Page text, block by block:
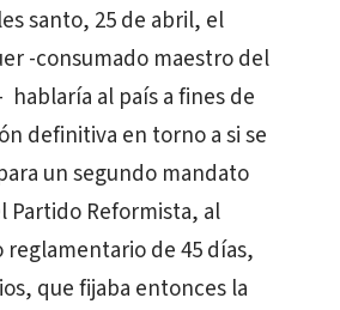
santo, 25 de abril, el
-consumado maestro del
al país a fines de
definitiva en torno a si se
un segundo mandato
Partido Reformista, al
de 45 días,
que fijaba entonces la